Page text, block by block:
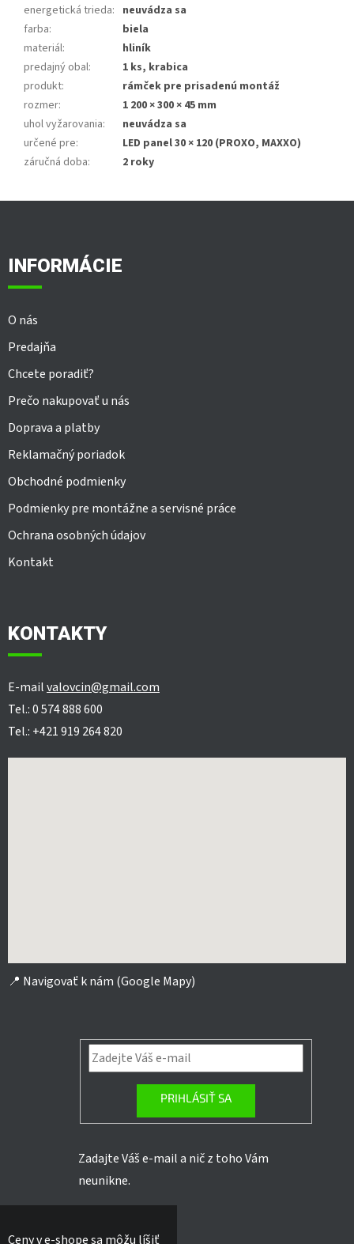
energetická trieda: neuvádza sa
farba:
biela
materiál:
hliník
predajný obal:
1 ks, krabica
produkt:
rámček pre prisadenú montáž
rozmer:
1 200 × 300 × 45 mm
uhol vyžarovania:
neuvádza sa
určené pre:
LED panel 30 × 120 (PROXO, MAXXO)
záručná doba: 2 roky
INFORMÁCIE
O nás
Predajňa
Chcete poradiť?
Prečo nakupovať u nás
Doprava a platby
Reklamačný poriadok
Obchodné podmienky
Podmienky pre montážne a servisné práce
Ochrana osobných údajov
Kontakt
KONTAKTY
E-mailvalovcin@gmail.com
Tel.: 0 574 888 600
Tel.: +421 919 264 820
📍 Navigovať k nám (Google Mapy)
PRIHLÁSIŤ SA
Zadajte Váš e-mail a nič z toho Vám
neunikne.
Ceny v e-shope sa môžu líšiť